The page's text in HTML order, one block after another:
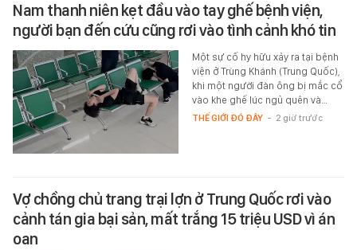
Nam thanh niên kẹt đầu vào tay ghế bệnh viện,
người bạn đến cứu cũng rơi vào tình cảnh khó tin
Một sự cố hy hữu xảy ra tại bệnh
viện ở Trùng Khánh (Trung Quốc),
khi một người đàn ông bị mắc cổ
vào khe ghế lúc ngủ quên và…
THẾ GIỚI ĐÓ ĐÂY - 2 giờ trước
Vợ chồng chủ trang trại lợn ở Trung Quốc rơi vào
cảnh tán gia bại sản, mất trắng 15 triệu USD vì án
oan